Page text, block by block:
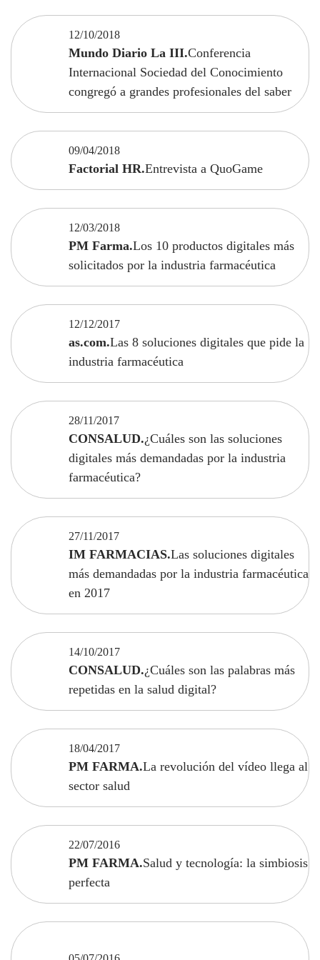
12/10/2018
Mundo Diario La III.Conferencia
Internacional Sociedad del Conocimiento
congregó a grandes profesionales del saber
09/04/2018
Factorial HR.Entrevista a QuoGame
12/03/2018
PM Farma.Los 10 productos digitales más
solicitados por la industria farmacéutica
12/12/2017
as.com.Las 8 soluciones digitales que pide la
industria farmacéutica
28/11/2017
CONSALUD.¿Cuáles son las soluciones
digitales más demandadas por la industria
farmacéutica?
27/11/2017
IM FARMACIAS.Las soluciones digitales
más demandadas por la industria farmacéutica
en 2017
14/10/2017
CONSALUD.¿Cuáles son las palabras más
repetidas en la salud digital?
18/04/2017
PM FARMA.La revolución del vídeo llega al
sector salud
22/07/2016
PM FARMA.Salud y tecnología: la simbiosis
perfecta